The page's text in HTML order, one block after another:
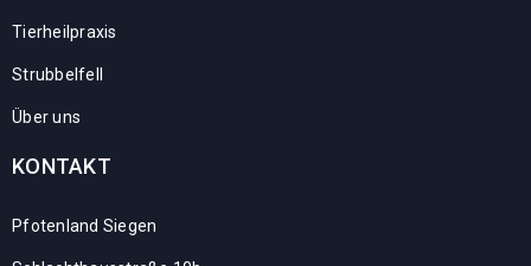
Tierheilpraxis
Strubbelfell
Über uns
KONTAKT
Pfotenland Siegen